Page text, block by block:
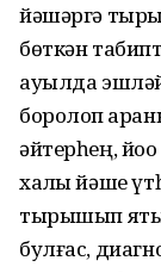
йәшәргә
бөткән
ауылда
боролоп
әйтерһең,
халҡы йәше
тырышып
булғас,